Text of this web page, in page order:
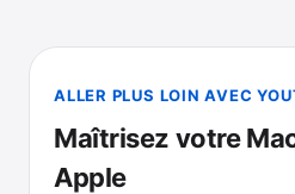
ALLER PLUS LOIN AVEC
Maîtrisez votre
Apple